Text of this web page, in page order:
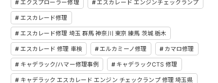
エクスプローラー修理 エスカレード エンジンチェックランプ
エスカレード修理
エスカレード修理 埼玉 群馬 神奈川 東京 練馬 茨城 栃木
エスカレード 修理 車検 エルカミーノ修理 カマロ修理
キャデラック/ハマー修理事例 キャデラックCTS 修理
キャデラック エスカレード エンジン チェックランプ 修理 埼玉県